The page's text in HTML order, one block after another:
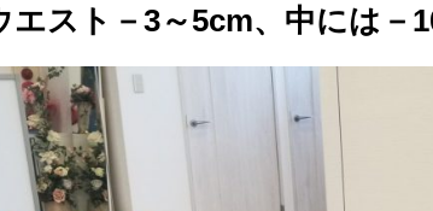
エスト－3～5cm、中には－